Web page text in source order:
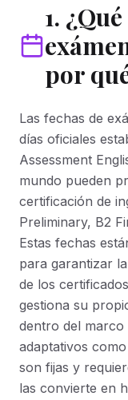
1.
por
Las fechas de
días oficiales
Assessment
mundo pueden
certificación de
Preliminary, B2
Estas fechas
para garantizar
de los
gestiona su
dentro del marco
adaptativos
son fijas y
las convierte en